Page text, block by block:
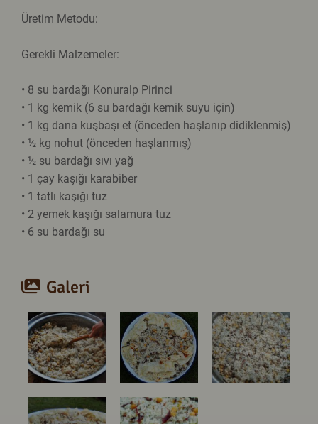
Üretim Metodu:
Gerekli Malzemeler:
• 8 su bardağı Konuralp Pirinci
• 1 kg kemik (6 su bardağı kemik suyu için)
• 1 kg dana kuşbaşı et (önceden haşlanıp didiklenmiş)
• ½ kg nohut (önceden haşlanmış)
• ½ su bardağı sıvı yağ
• 1 çay kaşığı karabiber
• 1 tatlı kaşığı tuz
• 2 yemek kaşığı salamura tuz
• 6 su bardağı su
Galeri